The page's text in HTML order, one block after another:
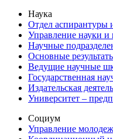
Наука
Отдел аспирантуры
Управление науки и
Научные
Основные
Ведущие научные
Государственная
Издательская
Университет –
Социум
Управление